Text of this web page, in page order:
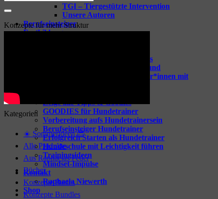
TGI – Tiergestützte Intervention
Unsere Autoren
Berufseinsteiger
Fortbildungen
Webinare für dein Business
Webinare rund um den Hund
Coaching für Hundetrainer*innen mit
Zeige alle Tipps & Goodies
GOODIES für Hundetrainer
Vorbereitung aufs Hundetrainersein
Berufseinsteiger Hundetrainer
Erfolgreich Starten als Hundetrainer
Hundeschule mit Leichtigkeit führen
Trainingsideen
Mindset-Impulse
Kontakt
Raphaela Niewerth
Shop
nach:
Konzepte für mehr Struktur
Kategorien
☀️ Sommerideen 😎
Alle Produkte
Aus Raphaelas Feder
Bücher
Konzepte Basics
Konzepte Bundles